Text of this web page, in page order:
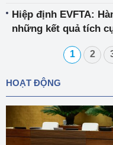
Hiệp định EVFTA:
những kết quả tích
1 2
HOẠT ĐỘNG